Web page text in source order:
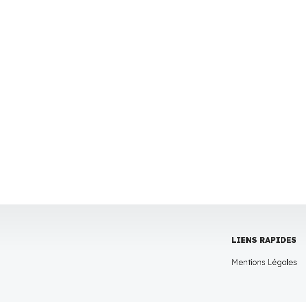
LIENS RAPIDES
Mentions Légales